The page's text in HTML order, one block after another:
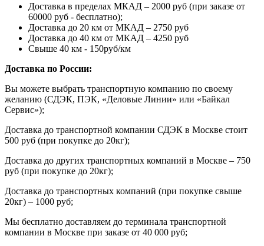
Доставка в пределах МКАД – 2000 руб (при заказе от
60000 руб - бесплатно);
Доставка до 20 км от МКАД – 2750 руб
Доставка до 40 км от МКАД – 4250 руб
Свыше 40 км - 150руб/км
Доставка по России:
Вы можете выбрать транспортную компанию по своему
желанию (СДЭК, ПЭК, «Деловые Линии» или «Байкал
Сервис»);
Доставка до транспортной компании СДЭК в Москве стоит
500 руб (при покупке до 20кг);
Доставка до других транспортных компаний в Москве – 750
руб (при покупке до 20кг);
Доставка до транспортных компаний (при покупке свыше
20кг) – 1000 руб;
Мы бесплатно доставляем до терминала транспортной
компании в Москве при заказе от 40 000 руб;